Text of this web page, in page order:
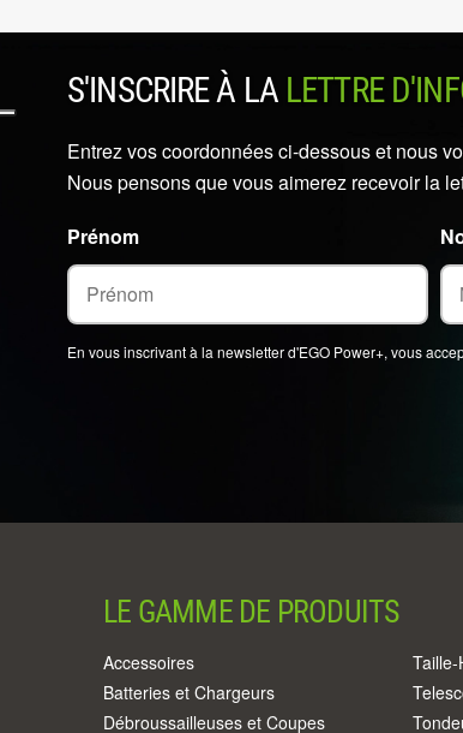
S'INSCRIRE À LA LETTRE
Entrez vos coordonnées ci-dessous et nous
Nous pensons que vous aimerez recevoir la
Prénom
En vous inscrivant à la newsletter d'EGO Power+, vous
LE GAMME DE PRODUITS
Accessoires
Batteries et Chargeurs
Débroussailleuses et Coupes